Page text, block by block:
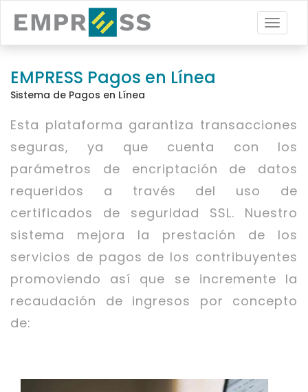
EMPRESS Pagos en Línea
Sistema de Pagos en Línea
Esta plataforma garantiza transacciones
seguras, ya que cuenta con los
parámetros de encriptación de datos
requeridos a través del uso de
certificados de seguridad SSL. Nuestro
sistema mejora la prestación de los
servicios de pagos de los contribuyentes
promoviendo así que se incremente la
recaudación de ingresos por concepto
de: